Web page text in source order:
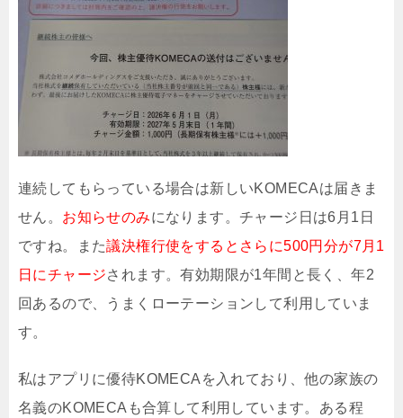
連続してもらっている場合は新しいKOMECAは届きま
せん。 お知らせのみになります。チャージ日は6月1日
ですね。また議決権行使をするとさらに500円分が7月1
日にチャージされます。有効期限が1年間と長く、年2
回あるので、うまくローテーションして利用していま
す。
私はアプリに優待KOMECAを入れており、他の家族の
名義のKOMECAも合算して利用しています。ある程